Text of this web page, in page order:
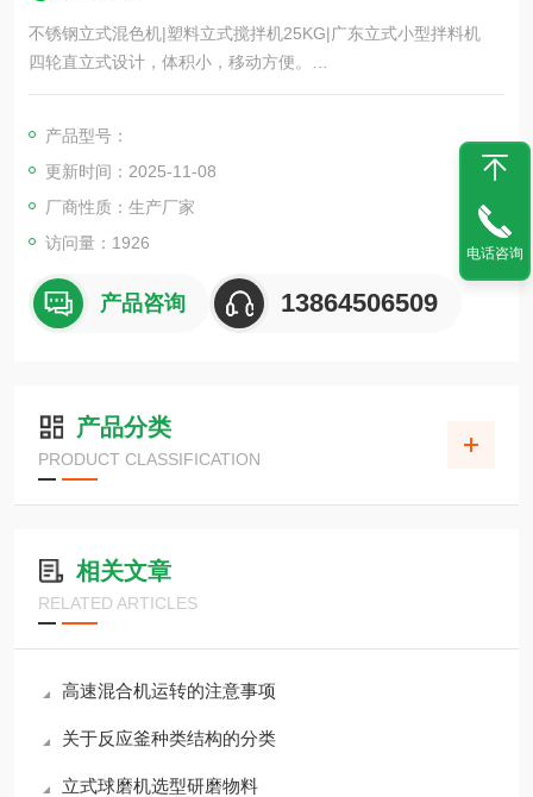
不锈钢立式混色机|塑料立式搅拌机25KG|广东立式小型拌料机
四轮直立式设计，体积小，移动方便。
配用摆线针轮减速电机,噪音低、持久耐用。
桶盖、桶底冲压成型，配合精确，更耐用。
计时器可在0-30分钟之间选择混料时间。
产品型号：
更新时间：2025-11-08
厂商性质：生产厂家
访问量：1926
产品咨询 13864506509
产品分类
PRODUCT CLASSIFICATION
相关文章
RELATED ARTICLES
高速混合机运转的注意事项
关于反应釜种类结构的分类
立式球磨机选型研磨物料
电话咨询